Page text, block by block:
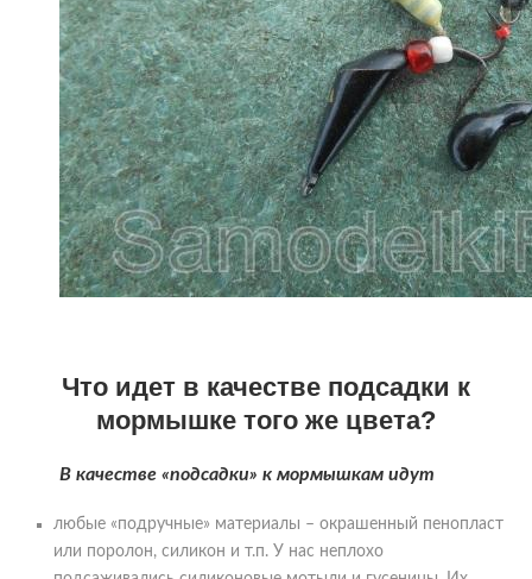
Что идет в качестве подсадки к
мормышке того же цвета?
В качестве «подсадки» к мормышкам идут
любые «подручные» материалы – окрашенный пенопласт
или поролон, силикон и т.п. У нас неплохо